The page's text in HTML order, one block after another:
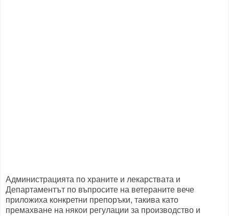
Администрацията по храните и лекарствата и
Департаментът по въпросите на ветераните вече
приложиха конкретни препоръки, такива като
премахване на някои регулации за производство и